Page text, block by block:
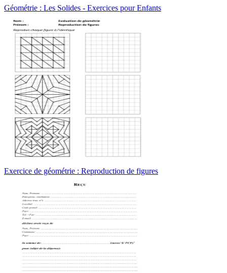
Géométrie : Les Solides - Exercices pour Enfants
Exercice de géométrie : Reproduction de figures